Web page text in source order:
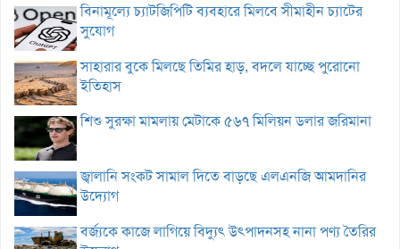
বিনামূল্যে চ্যাটজিপিটি ব্যবহারে মিলবে সীমাহীন চ্যাটের
সুযোগ
সাহারার বুকে মিলছে তিমির হাড়, বদলে যাচ্ছে পুরোনো
ইতিহাস
শিশু সুরক্ষা মামলায় মেটাকে ৫৬৭ মিলিয়ন ডলার জরিমানা
জ্বালানি সংকট সামাল দিতে বাড়ছে এলএনজি আমদানির
উদ্যোগ
বর্জ্যকে কাজে লাগিয়ে বিদ্যুৎ উৎপাদনসহ নানা পণ্য তৈরির